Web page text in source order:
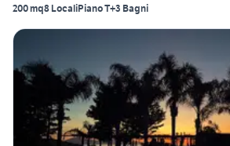
200 mq8 LocaliPiano T+3 Bagni